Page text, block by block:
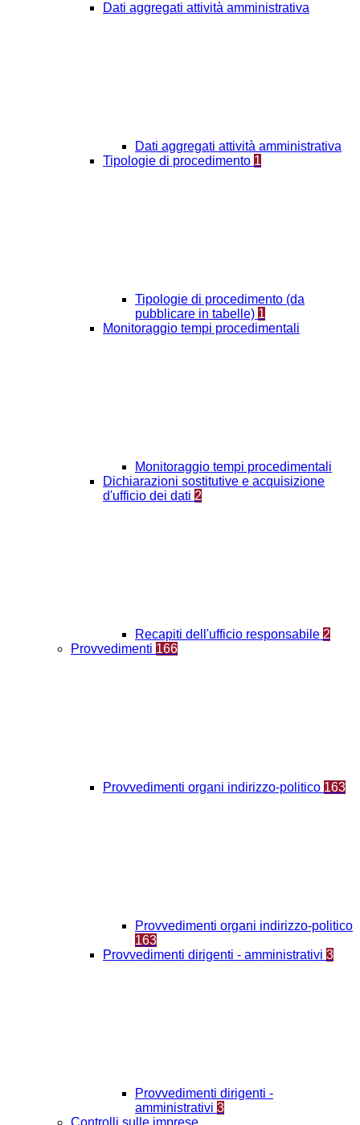
Dati aggregati attività amministrativa
Dati aggregati attività amministrativa
Tipologie di procedimento 1
Tipologie di procedimento (da
pubblicare in tabelle) 1
Monitoraggio tempi procedimentali
Monitoraggio tempi procedimentali
Dichiarazioni sostitutive e acquisizione
d'ufficio dei dati 2
Recapiti dell'ufficio responsabile 2
Provvedimenti 166
Provvedimenti organi indirizzo-politico 163
Provvedimenti organi indirizzo-politico
163
Provvedimenti dirigenti - amministrativi 3
Provvedimenti dirigenti -
amministrativi 3